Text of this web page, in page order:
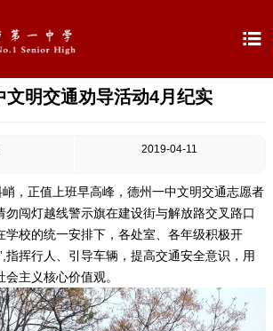

文明交通劝导活动4月纪实
2019-04-11
，正值上班早高峰，德州一中文明交通志愿者
勿闯灯越线警示旗在建设街与解放路交叉路口
学校的统一安排下，各处室、各年级积极开
指挥行人、引导车辆，提高交通安全意识，用
主义核心价值观。